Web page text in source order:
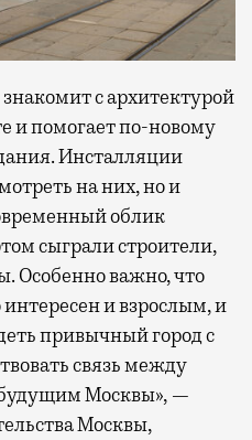
с архитектурой
и помогает по-новому
Инсталляции
на них, но и
облик
сыграли строители,
Особенно важно, что
и взрослым, и
привычный город с
связь между
Москвы», —
Москвы,